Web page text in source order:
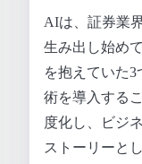
AIは、証券業
生み出し始め
を抱えていた
術を導入する
度化し、ビジ
ストーリーと